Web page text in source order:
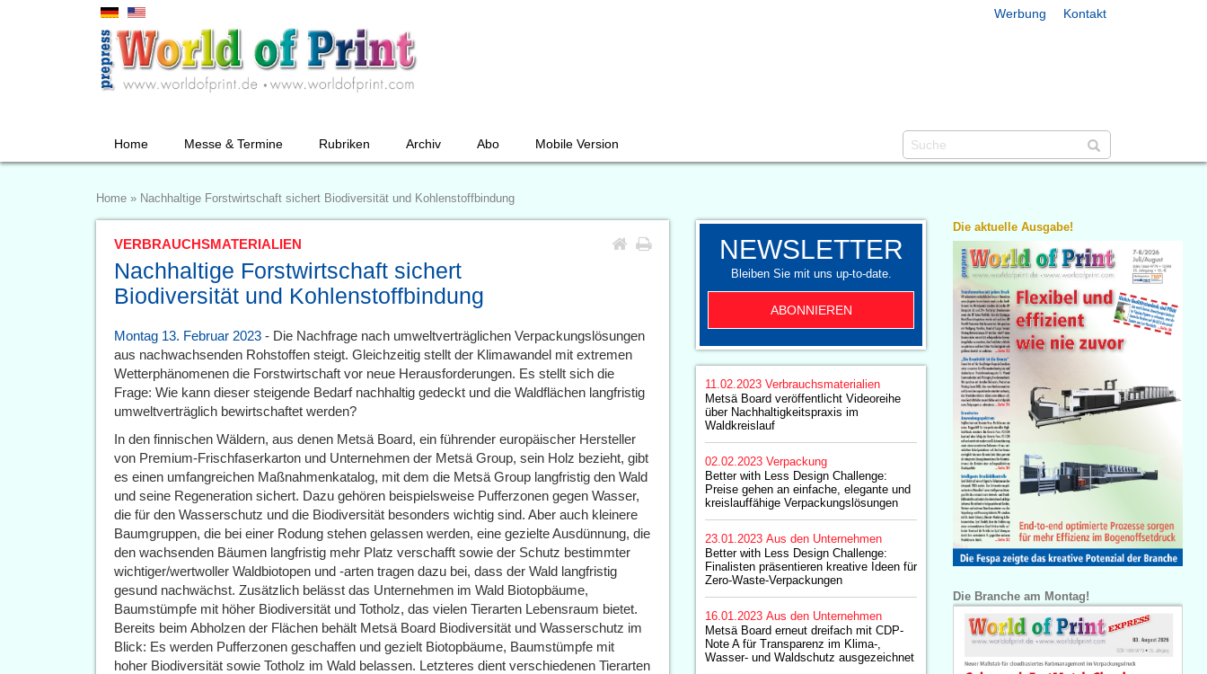
Werbung Kontakt
Home Messe & Termine Rubriken Archiv Abo Mobile Version
Home » Nachhaltige Forstwirtschaft sichert Biodiversität und Kohlenstoffbindung
VERBRAUCHSMATERIALIEN
Nachhaltige Forstwirtschaft sichert
Biodiversität und Kohlenstoffbindung
Montag 13. Februar 2023 - Die Nachfrage nach umweltverträglichen Verpackungslösungen
aus nachwachsenden Rohstoffen steigt. Gleichzeitig stellt der Klimawandel mit extremen
Wetterphänomenen die Forstwirtschaft vor neue Herausforderungen. Es stellt sich die
Frage: Wie kann dieser steigende Bedarf nachhaltig gedeckt und die Waldflächen langfristig
umweltverträglich bewirtschaftet werden?
In den finnischen Wäldern, aus denen Metsä Board, ein führender europäischer Hersteller
von Premium-Frischfaserkarton und Unternehmen der Metsä Group, sein Holz bezieht, gibt
es einen umfangreichen Maßnahmenkatalog, mit dem die Metsä Group langfristig den Wald
und seine Regeneration sichert. Dazu gehören beispielsweise Pufferzonen gegen Wasser,
die für den Wasserschutz und die Biodiversität besonders wichtig sind. Aber auch kleinere
Baumgruppen, die bei einer Rodung stehen gelassen werden, eine gezielte Ausdünnung, die
den wachsenden Bäumen langfristig mehr Platz verschafft sowie der Schutz bestimmter
wichtiger/wertwoller Waldbiotopen und -arten tragen dazu bei, dass der Wald langfristig
gesund nachwächst. Zusätzlich belässt das Unternehmen im Wald Biotopbäume,
Baumstümpfe mit höher Biodiversität und Totholz, das vielen Tierarten Lebensraum bietet.
Bereits beim Abholzen der Flächen behält Metsä Board Biodiversität und Wasserschutz im
Blick: Es werden Pufferzonen geschaffen und gezielt Biotopbäume, Baumstümpfe mit
hoher Biodiversität sowie Totholz im Wald belassen. Letzteres dient verschiedenen Tierarten
NEWSLETTER
Bleiben Sie mit uns up-to-date.
ABONNIEREN
11.02.2023 Verbrauchsmaterialien
Metsä Board veröffentlicht Videoreihe
über Nachhaltigkeitspraxis im
Waldkreislauf
02.02.2023 Verpackung
Better with Less Design Challenge:
Preise gehen an einfache, elegante und
kreislauffähige Verpackungslösungen
23.01.2023 Aus den Unternehmen
Better with Less Design Challenge:
Finalisten präsentieren kreative Ideen für
Zero-Waste-Verpackungen
16.01.2023 Aus den Unternehmen
Metsä Board erneut dreifach mit CDP-
Note A für Transparenz im Klima-,
Wasser- und Waldschutz ausgezeichnet
Die aktuelle Ausgabe!
Die Branche am Montag!